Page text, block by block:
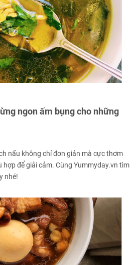
ngon ấm bụng cho những
nấu không chỉ đơn giản mà cực thơm
để giải cảm. Cùng Yummyday.vn tìm
nhé!